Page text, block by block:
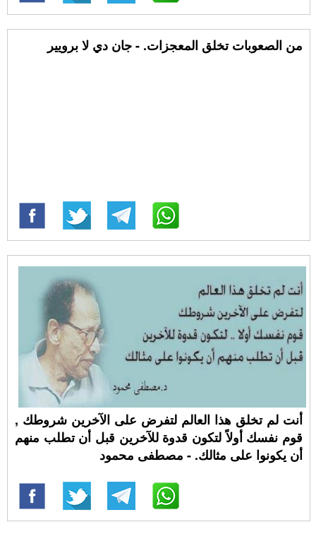
من الصعوبات تخلق المعجزات. - جان دي لا برويير
أنت لم تخلق هذا العالم لتفرض على الآخرين شروطك ,
قوم نفسك أولاً لتكون قدوة للآخرين قبل أن تطلب منهم
أن يكونوا على مثالك. - مصطفى محمود